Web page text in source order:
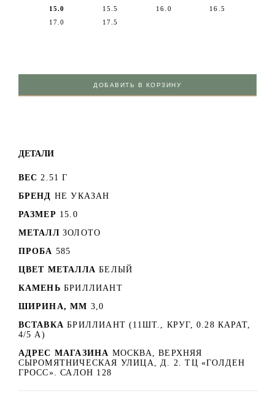
15.0 15.5 16.0
16.5
17.0
17.5
ДОБАВИТЬ В КОРЗИНУ
ДЕТАЛИ
ВЕС 2.51 Г
БРЕНД НЕ УКАЗАН
РАЗМЕР 15.0
МЕТАЛЛ ЗОЛОТО
ПРОБА 585
ЦВЕТ МЕТАЛЛА БЕЛЫЙ
КАМЕНЬ БРИЛЛИАНТ
ШИРИНА, ММ 3,0
ВСТАВКА БРИЛЛИАНТ (11ШТ., КРУГ, 0.28 КАРАТ,
4/5 А)
АДРЕС МАГАЗИНА МОСКВА, ВЕРХНЯЯ
СЫРОМЯТНИЧЕСКАЯ УЛИЦА, Д. 2. ТЦ «ГОЛДЕН
ГРОСС». САЛОН 128